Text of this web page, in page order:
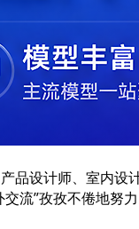
设计师、室内设
流”孜孜不倦地努